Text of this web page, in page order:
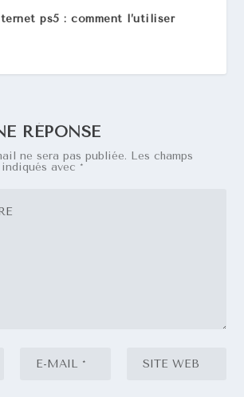
ps5 : comment l’utiliser
RÉPONSE
ne sera pas publiée. Les champs
avec *